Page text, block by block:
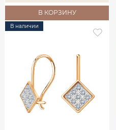
В КОРЗИНУ
В наличии